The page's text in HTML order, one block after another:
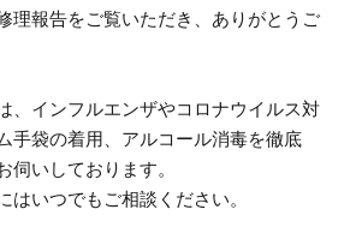
理報告をご覧いただき、ありがとうご
、インフルエンザやコロナウイルス対
手袋の着用、アルコール消毒を徹底
伺いしております。
はいつでもご相談ください。